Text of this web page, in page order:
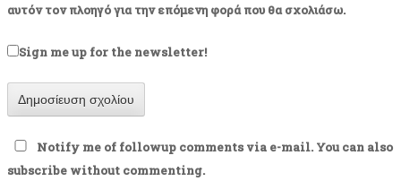
αυτόν τον πλοηγό για την επόμενη φορά που θα σχολιάσω.
Sign me up for the newsletter!
Notify me of followup comments via e-mail. You can also
subscribe without commenting.